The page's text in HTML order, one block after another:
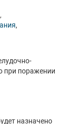
,
,
при поражении
назначено